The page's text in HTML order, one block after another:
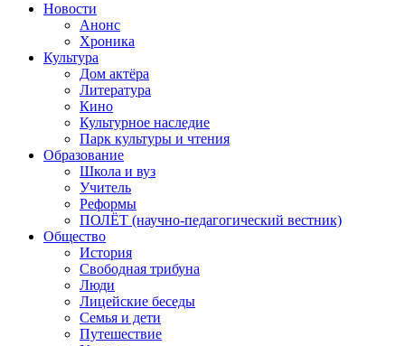
Новости
Анонс
Хроника
Культура
Дом актёра
Литература
Кино
Культурное наследие
Парк культуры и чтения
Образование
Школа и вуз
Учитель
Реформы
ПОЛЁТ (научно-педагогический вестник)
Общество
История
Свободная трибуна
Люди
Лицейские беседы
Семья и дети
Путешествие